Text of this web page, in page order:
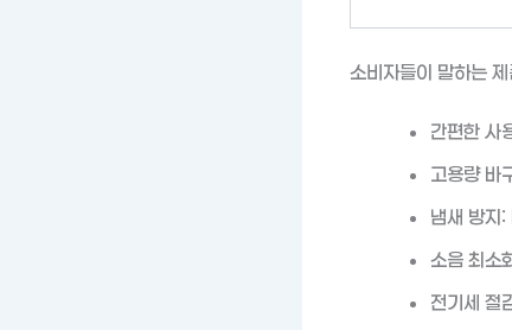
소비자들이 말하는
간편한 사
고용량 바
냄새 방지:
소음 최소
전기세 절